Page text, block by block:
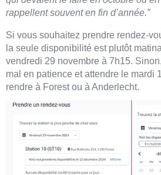
rappellent souvent en fin d’année.”
Si vous souhaitez prendre rendez-
la seule disponibilité est plutôt
vendredi 29 novembre à 7h15.
mal en patience et attendre le mardi
rendre à Forest ou à Anderlecht.